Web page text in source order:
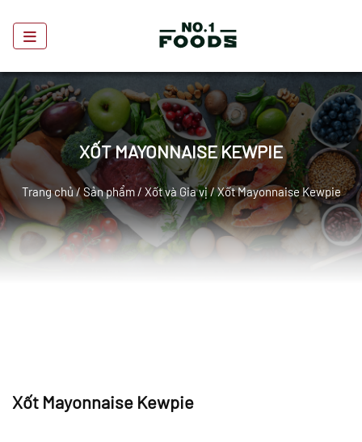
XỐT MAYONNAISE KEWPIE
Trang chủ/ Sản phẩm/ Xốt và Gia vị/ Xốt Mayonnaise Kewpie
Xốt Mayonnaise Kewpie